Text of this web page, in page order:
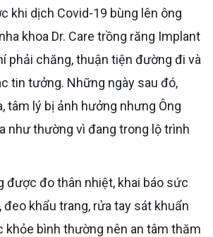
khoa Dr. Care trồng răng Implant
phải chăng, thuận tiện đường đi và
tin tưởng. Những ngày sau đó,
tâm lý bị ảnh hưởng nhưng Ông
như thường vì đang trong lộ trình
đeo khẩu trang, rửa tay sát khuẩn
khỏe bình thường nên an tâm thăm